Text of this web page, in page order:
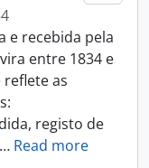
e recebida pela
entre 1834 e
as
registo de
… Read more